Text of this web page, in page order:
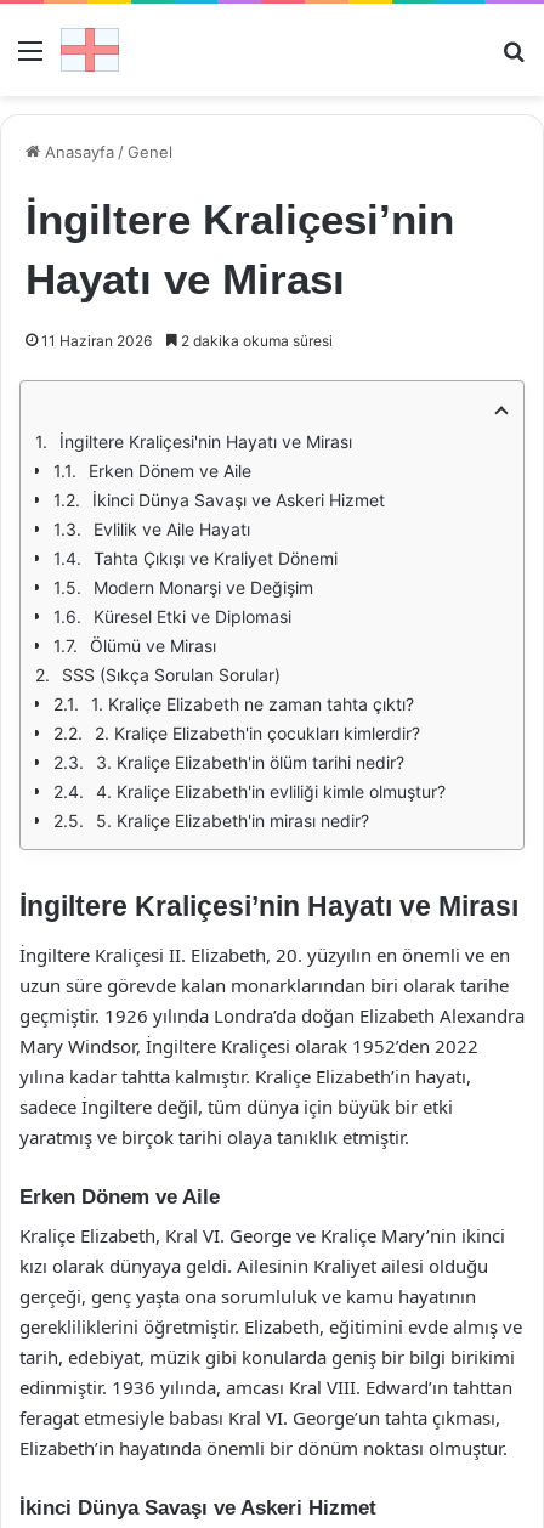
Menü
Anasayfa /Genel
İngiltere Kraliçesi’nin
Hayatı ve Mirası
11 Haziran 2026 2 dakika okuma süresi
İngiltere Kraliçesi'nin Hayatı ve Mirası
Erken Dönem ve Aile
İkinci Dünya Savaşı ve Askeri Hizmet
Evlilik ve Aile Hayatı
Tahta Çıkışı ve Kraliyet Dönemi
Modern Monarşi ve Değişim
Küresel Etki ve Diplomasi
Ölümü ve Mirası
SSS (Sıkça Sorulan Sorular)
1. Kraliçe Elizabeth ne zaman tahta çıktı?
2. Kraliçe Elizabeth'in çocukları kimlerdir?
3. Kraliçe Elizabeth'in ölüm tarihi nedir?
4. Kraliçe Elizabeth'in evliliği kimle olmuştur?
5. Kraliçe Elizabeth'in mirası nedir?
İngiltere Kraliçesi’nin Hayatı ve Mirası
İngiltere Kraliçesi II. Elizabeth, 20. yüzyılın en önemli ve en
uzun süre görevde kalan monarklarından biri olarak tarihe
geçmiştir. 1926 yılında Londra’da doğan Elizabeth Alexandra
Mary Windsor, İngiltere Kraliçesi olarak 1952’den 2022
yılına kadar tahtta kalmıştır. Kraliçe Elizabeth’in hayatı,
sadece İngiltere değil, tüm dünya için büyük bir etki
yaratmış ve birçok tarihi olaya tanıklık etmiştir.
Erken Dönem ve Aile
Kraliçe Elizabeth, Kral VI. George ve Kraliçe Mary’nin ikinci
kızı olarak dünyaya geldi. Ailesinin Kraliyet ailesi olduğu
gerçeği, genç yaşta ona sorumluluk ve kamu hayatının
gerekliliklerini öğretmiştir. Elizabeth, eğitimini evde almış ve
tarih, edebiyat, müzik gibi konularda geniş bir bilgi birikimi
edinmiştir. 1936 yılında, amcası Kral VIII. Edward’ın tahttan
feragat etmesiyle babası Kral VI. George’un tahta çıkması,
Elizabeth’in hayatında önemli bir dönüm noktası olmuştur.
İkinci Dünya Savaşı ve Askeri Hizmet